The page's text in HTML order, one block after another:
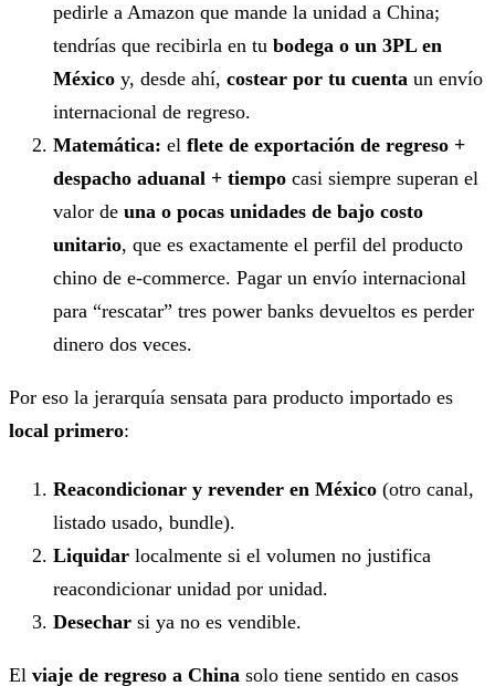
pedirle a Amazon que mande la unidad a China;
tendrías que recibirla en tu bodega o un 3PL en
México y, desde ahí, costear por tu cuenta un envío
internacional de regreso.
Matemática: el flete de exportación de regreso +
despacho aduanal + tiempo casi siempre superan el
valor de una o pocas unidades de bajo costo
unitario, que es exactamente el perfil del producto
chino de e-commerce. Pagar un envío internacional
para “rescatar” tres power banks devueltos es perder
dinero dos veces.
Por eso la jerarquía sensata para producto importado es
local primero:
Reacondicionar y revender en México (otro canal,
listado usado, bundle).
Liquidar localmente si el volumen no justifica
reacondicionar unidad por unidad.
Desechar si ya no es vendible.
El viaje de regreso a China solo tiene sentido en casos